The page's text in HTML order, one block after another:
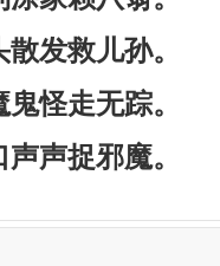
发救儿孙。
怪走无踪。
声捉邪魔。